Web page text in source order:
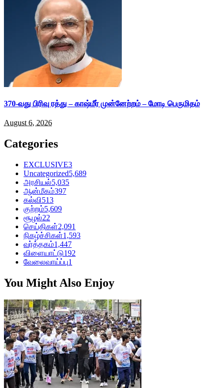
370-வது பிரிவு ரத்து – காஷ்மீர் முன்னேற்றம் – மோடி பெருமிதம்
August 6, 2026
Categories
EXCLUSIVE3
Uncategorized5,689
அரசியல்5,035
ஆன்மீகம்397
கல்வி513
குற்றம்5,609
சூழல்22
செய்திகள்2,091
நிகழ்ச்சிகள்1,593
வர்த்தகம்1,447
விளையாட்டு192
வேலைவாய்ப்பு1
You Might Also Enjoy